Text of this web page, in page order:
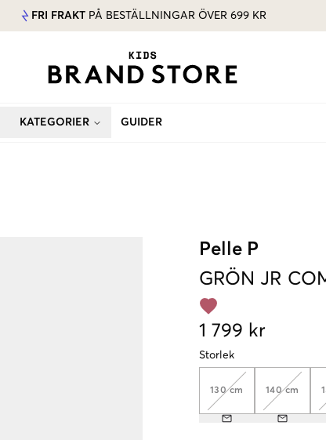
FRI FRAKT PÅ BESTÄLLNINGAR ÖVER 699 KR
KATEGORIER GUIDER
Pelle P
GRÖN JR
1 799 kr
Storlek
130 cm 140 cm